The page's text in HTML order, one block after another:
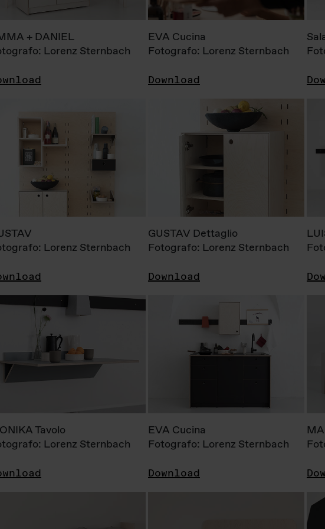
+ DANIEL
Lorenz Sternbach
EVA Cucina
Fotografo: Lorenz Sternbach
Download
Lorenz Sternbach
GUSTAV Dettaglio
Fotografo: Lorenz Sternbach
Download
Tavolo
Lorenz Sternbach
EVA Cucina
Fotografo: Lorenz Sternbach
Download